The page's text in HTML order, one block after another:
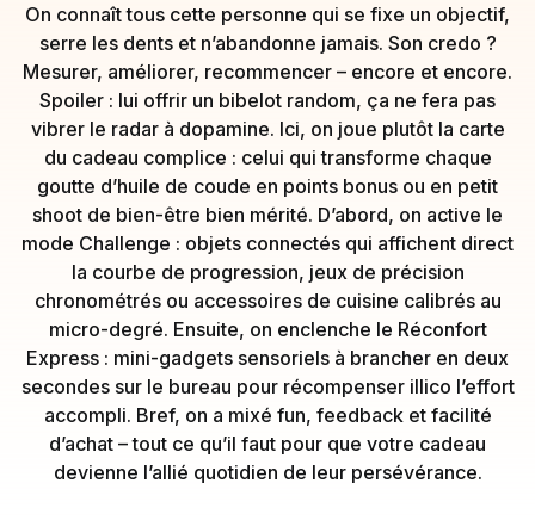
On connaît tous cette personne qui se fixe un objectif,
serre les dents et n’abandonne jamais. Son credo ?
Mesurer, améliorer, recommencer – encore et encore.
Spoiler : lui offrir un bibelot random, ça ne fera pas
vibrer le radar à dopamine. Ici, on joue plutôt la carte
du cadeau complice : celui qui transforme chaque
goutte d’huile de coude en points bonus ou en petit
shoot de bien-être bien mérité. D’abord, on active le
mode Challenge : objets connectés qui affichent direct
la courbe de progression, jeux de précision
chronométrés ou accessoires de cuisine calibrés au
micro-degré. Ensuite, on enclenche le Réconfort
Express : mini-gadgets sensoriels à brancher en deux
secondes sur le bureau pour récompenser illico l’effort
accompli. Bref, on a mixé fun, feedback et facilité
d’achat – tout ce qu’il faut pour que votre cadeau
devienne l’allié quotidien de leur persévérance.